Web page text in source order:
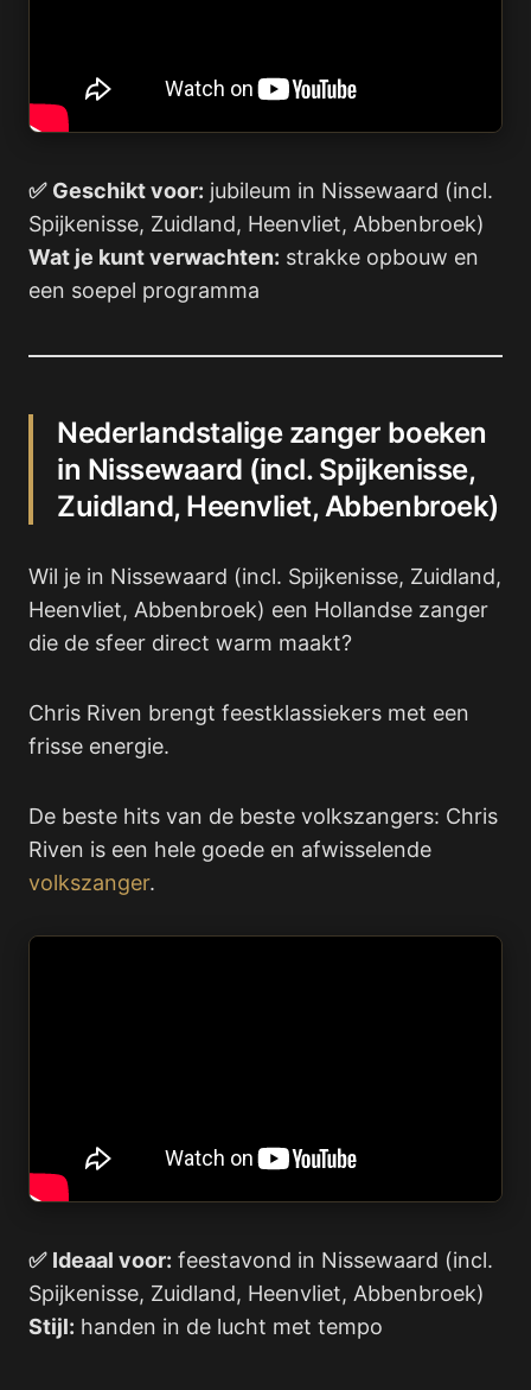
✅ Geschikt voor: jubileum in Nissewaard (incl.
Spijkenisse, Zuidland, Heenvliet, Abbenbroek)
Wat je kunt verwachten: strakke opbouw en
een soepel programma
Nederlandstalige zanger boeken
in Nissewaard (incl. Spijkenisse,
Zuidland, Heenvliet, Abbenbroek)
Wil je in Nissewaard (incl. Spijkenisse, Zuidland,
Heenvliet, Abbenbroek) een Hollandse zanger
die de sfeer direct warm maakt?
Chris Riven brengt feestklassiekers met een
frisse energie.
De beste hits van de beste volkszangers: Chris
Riven is een hele goede en afwisselende
volkszanger.
✅ Ideaal voor: feestavond in Nissewaard (incl.
Spijkenisse, Zuidland, Heenvliet, Abbenbroek)
Stijl: handen in de lucht met tempo